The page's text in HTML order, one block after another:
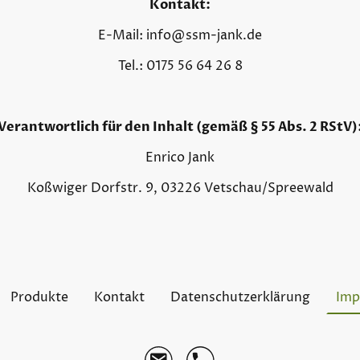
Kontakt:
E-Mail: info@ssm-jank.de
Tel.: 0175 56 64 26 8
für den Inhalt (gemäß § 55 Abs. 2
Enrico Jank
Koßwiger Dorfstr. 9, 03226 Vetschau/Spreewald
Produkte Kontakt Datenschutzerklärung